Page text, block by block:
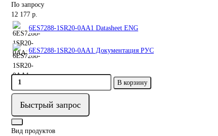
По запросу
12 177 р.
6ES7288-1SR20-0AA1 Datasheet ENG
6ES7288-1SR20-0AA1 Документация РУС
В корзину
Быстрый запрос
Вид продуктов